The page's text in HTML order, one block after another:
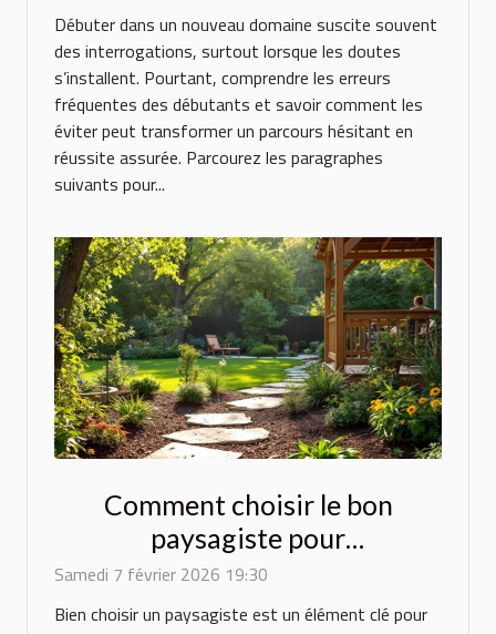
Débuter dans un nouveau domaine suscite souvent
des interrogations, surtout lorsque les doutes
s’installent. Pourtant, comprendre les erreurs
fréquentes des débutants et savoir comment les
éviter peut transformer un parcours hésitant en
réussite assurée. Parcourez les paragraphes
suivants pour...
Comment choisir le bon
paysagiste pour
métamorphoser votre espace
extérieur ?
Samedi 7 février 2026 19:30
Bien choisir un paysagiste est un élément clé pour